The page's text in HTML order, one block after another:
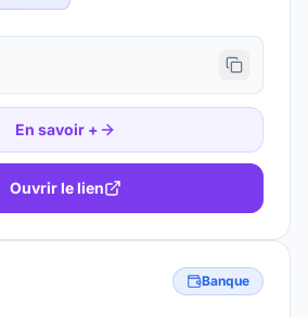
En savoir +
Ouvrir le lien
Banque